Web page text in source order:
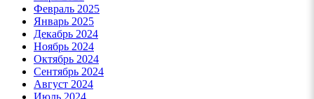
Февраль 2025
Январь 2025
Декабрь 2024
Ноябрь 2024
Октябрь 2024
Сентябрь 2024
Август 2024
Июль 2024